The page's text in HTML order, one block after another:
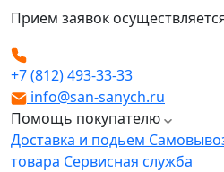
Прием заявок
+7 (812) 493-33-33
info@san-sanych.ru
Помощь покупателю
Доставка и подьем
товара Сервисная служба